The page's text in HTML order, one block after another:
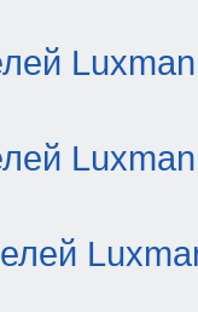
Luxman
Luxman